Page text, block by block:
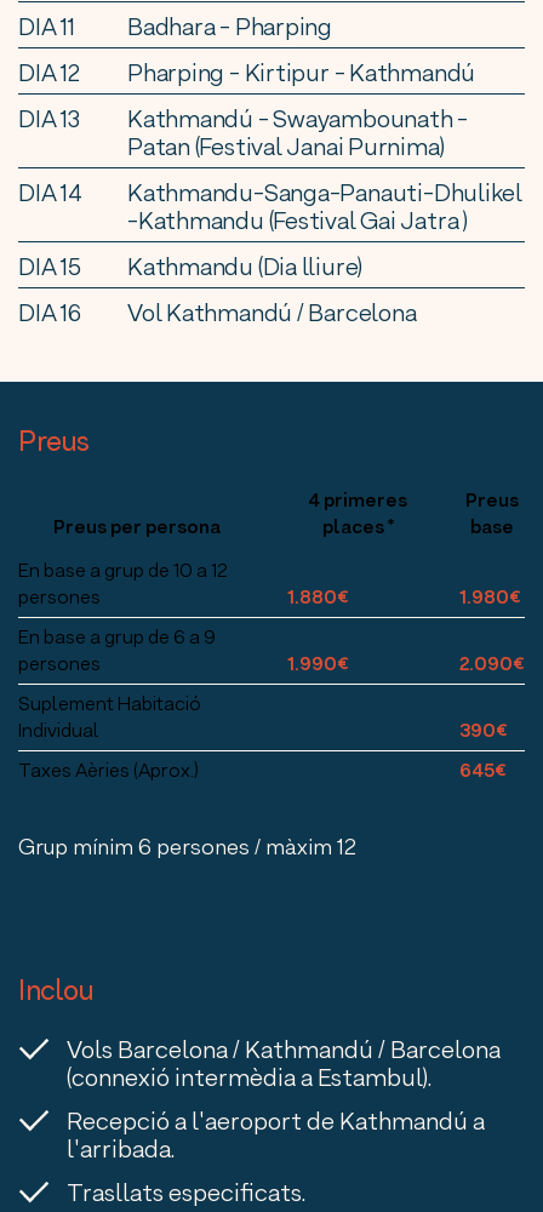
DIA 11
Badhara - Pharping
DIA 12
Pharping - Kirtipur - Kathmandú
DIA 13
Kathmandú - Swayambounath -
Patan (Festival Janai Purnima)
DIA 14
Kathmandu-Sanga-Panauti-Dhulikel
-Kathmandu (Festival Gai Jatra )
DIA 15
Kathmandu (Dia lliure)
DIA 16
Vol Kathmandú / Barcelona
Preus
Preus per persona
4 primeres
places *
Preus
base
En base a grup de 10 a 12
persones
1.880€
1.980€
En base a grup de 6 a 9
persones
1.990€
2.090€
Suplement Habitació
Individual
390€
Taxes Aèries (Aprox.)
645€
Grup mínim 6 persones / màxim 12
Inclou
Vols Barcelona / Kathmandú / Barcelona
(connexió intermèdia a Estambul).
Recepció a l'aeroport de Kathmandú a
l'arribada.
Trasllats especificats.